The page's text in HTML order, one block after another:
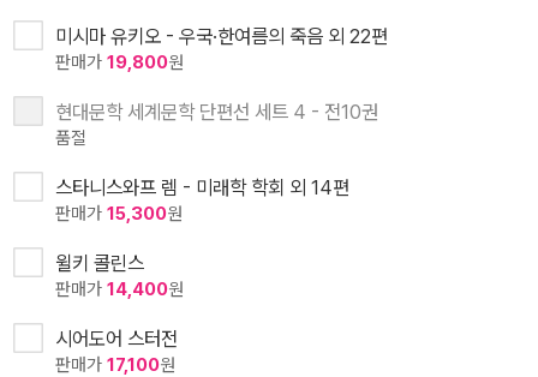
미시마 유키오 - 우국·한여름의 죽음 외 22편
판매가 19,800원
현대문학 세계문학 단편선 세트 4 - 전10권
품절
스타니스와프 렘 - 미래학 학회 외 14편
판매가 15,300원
윌키 콜린스
판매가 14,400원
시어도어 스터전
판매가 17,100원